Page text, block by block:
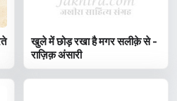
खुले में छोड़ रखा है मगर सलीक़े से -
राज़िक़ अंसारी